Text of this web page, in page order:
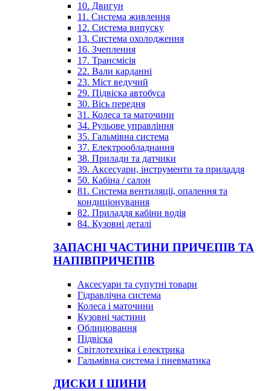
10. Двигун
11. Система живлення
12. Система випуску
13. Система охолодження
16. Зчеплення
17. Трансмісія
22. Вали карданні
23. Міст ведучий
29. Підвіска автобуса
30. Вісь передня
31. Колеса та маточини
34. Рульове управління
35. Гальмівна система
37. Електрообладнання
38. Прилади та датчики
39. Аксесуари, інструменти та приладдя
50. Кабіна / салон
81. Система вентиляції, опалення та
кондиціонування
82. Приладдя кабіни водія
84. Кузовні деталі
ЗАПАСНІ ЧАСТИНИ ПРИЧЕПІВ ТА
НАПІВПРИЧЕПІВ
Аксесуари та супутні товари
Гідравлічна система
Колеса і маточини
Кузовні частини
Облицювання
Підвіска
Світлотехніка і електрика
Гальмівна система і пневматика
ДИСКИ І ШИНИ